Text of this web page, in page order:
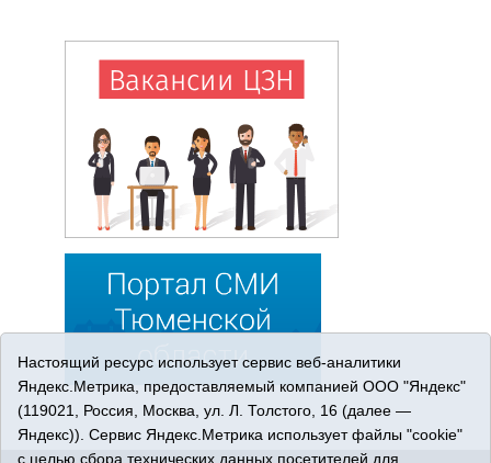
Настоящий ресурс использует сервис веб-аналитики
Яндекс.Метрика, предоставляемый компанией ООО "Яндекс"
(119021, Россия, Москва, ул. Л. Толстого, 16 (далее —
Яндекс)). Сервис Яндекс.Метрика использует файлы "cookie"
с целью сбора технических данных посетителей для